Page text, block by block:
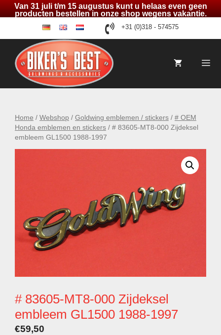
Van 31 juli t/m 15 augustus kunt u helaas even geen
producten bestellen in onze shop wegens vakantie.
inhoud
de en nl +31 (0)318 - 574575
Home / Webshop / Goldwing emblemen / stickers / # OEM
Honda emblemen en stickers / # 83605-MT8-000 Zijdeksel
embleem GL1500 1988-1997
# 83605-MT8-000 Zijdeksel
embleem GL1500 1988-1997
€59,50